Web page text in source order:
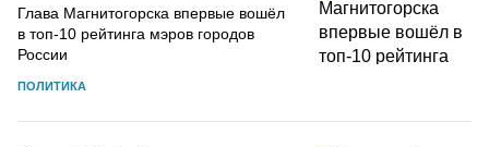
Глава Магнитогорска впервые вошёл
в топ-10 рейтинга мэров городов
России
ПОЛИТИКА